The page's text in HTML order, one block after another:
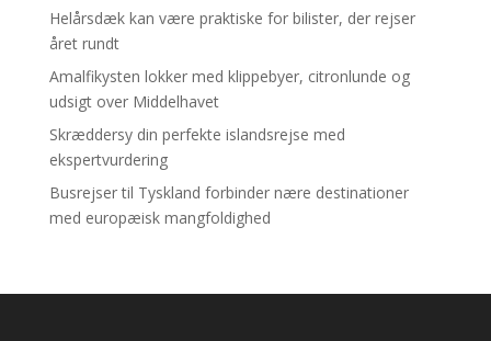
Helårsdæk kan være praktiske for bilister, der rejser
året rundt
Amalfikysten lokker med klippebyer, citronlunde og
udsigt over Middelhavet
Skræddersy din perfekte islandsrejse med
ekspertvurdering
Busrejser til Tyskland forbinder nære destinationer
med europæisk mangfoldighed